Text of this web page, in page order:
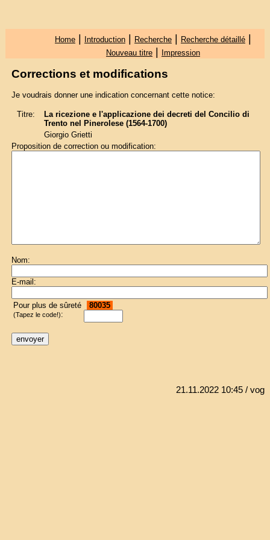
Home| Introduction| Recherche| Recherche détaillé|
Nouveau titre| Impression
Corrections et modifications
Je voudrais donner une indication concernant cette notice:
Titre:
La ricezione e l'applicazione dei decreti del Concilio di
Trento nel Pinerolese (1564-1700)
Giorgio Grietti
Proposition de correction ou modification:
Nom:
E-mail:
Pour plus de sûreté
(Tapez le code!):
80035
21.11.2022 10:45 / vog